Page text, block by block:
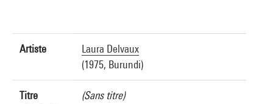
Artiste
Laura Delvaux
(1975, Burundi)
Titre
(Sans titre)